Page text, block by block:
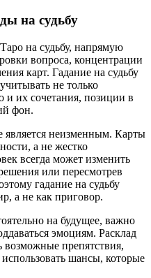
на судьбу
на судьбу, напрямую
вопроса, концентрации
карт. Гадание на судьбу
не только
и их сочетания, позиции в
фон.
неизменным. Карты
а не жестко
всегда может изменить
или пересмотрев
гадание на судьбу
а не как приговор.
на будущее, важно
эмоциям. Расклад
возможные препятствия,
шансы, которые